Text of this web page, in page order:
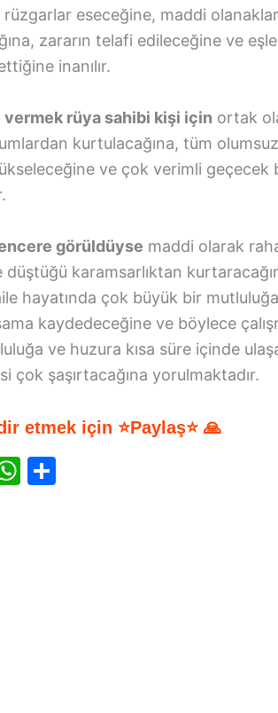
rüzgarlar eseceğine, maddi
zararın telafi edileceğine ve
inanılır.
rüya sahibi kişi için ortak
kurtulacağına, tüm
ve çok verimli geçecek
görüldüyse maddi olarak
düştüğü karamsarlıktan
hayatında çok büyük bir
kaydedeceğine ve böylece
ve huzura kısa süre içinde
çok şaşırtacağına yorulmaktadır.
etmek için ⭐Paylaş⭐ 🙏
W